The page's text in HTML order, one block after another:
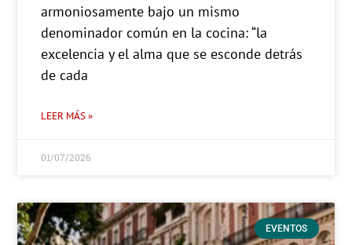
armoniosamente bajo un mismo
denominador común en la cocina: “la
excelencia y el alma que se esconde detrás
de cada
LEER MÁS »
01/07/2026
EVENTOS